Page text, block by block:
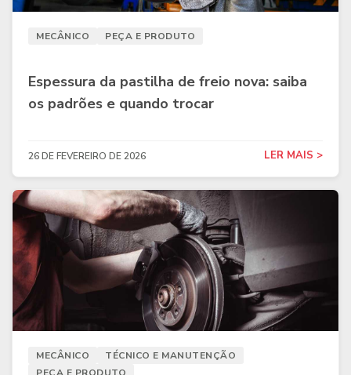
MECÂNICO PEÇA E PRODUTO
Espessura da pastilha de freio nova: saiba
os padrões e quando trocar
26 DE FEVEREIRO DE 2026 LER MAIS >
MECÂNICO
TÉCNICO E MANUTENÇÃO